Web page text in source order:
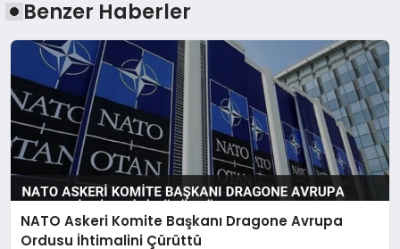
Benzer Haberler
NATO Askeri Komite Başkanı Dragone Avrupa
Ordusu İhtimalini Çürüttü